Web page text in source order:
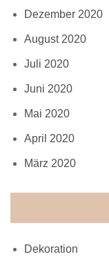
Dezember 2020
August 2020
Juli 2020
Juni 2020
Mai 2020
April 2020
März 2020
Dekoration